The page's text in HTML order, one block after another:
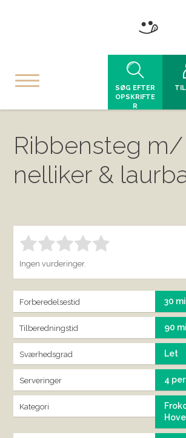
SØG EFTER
OPSKRIFTE
R
Ribbensteg m/
nelliker &
Bedøm denne vare: 1.00
Ingen vurderinger.
Forberedelsestid 30
Tilberedningstid 90
Sværhedsgrad Let
Serveringer 4
Kategori